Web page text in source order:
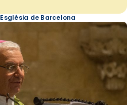
Església de Barcelona